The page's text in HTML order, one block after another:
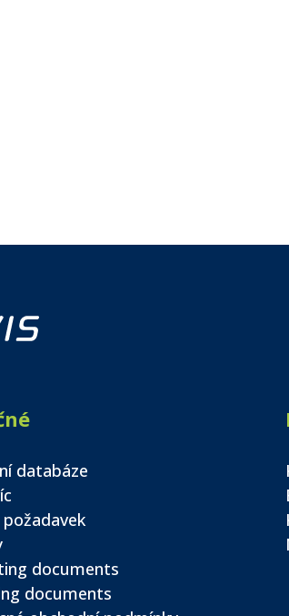
databáze
požadavek
documents
documents